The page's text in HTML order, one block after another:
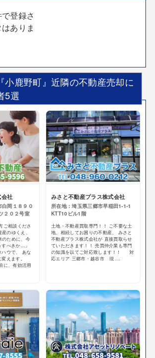
登録さ
ありま
小鹿野町』近隣の不動産売却に
5選
社
岡１８９０
２０２号室
ご相談くださ
のゆくえ、
ために、今
べきか…」
ウで、 あな
変えます。
に、有効活用
みさと不動産プラス株式会社
所在地：埼玉県三郷市早稲田1-1-1
KTT10ビル1階
土地・不動産買取専門！！ ご不要な土
地、相続してお困りの不動産、 みさと
不動産プラス株式会社が 直接買取らせ
ていただきます！！ 売買仲介業も専門
の知識を以てご対応致します！！ 対
応エリア 三郷市・越谷市 現 ...